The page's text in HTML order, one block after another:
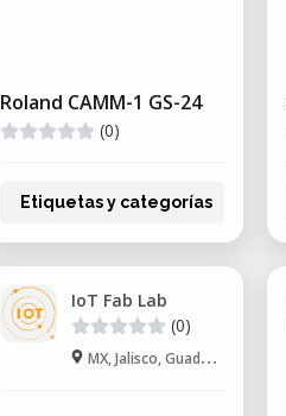
Roland CAMM-1 GS-24
(0)
Etiquetas y categorías
IoT Fab Lab
(0)
MX, Jalisco, Guadalajara